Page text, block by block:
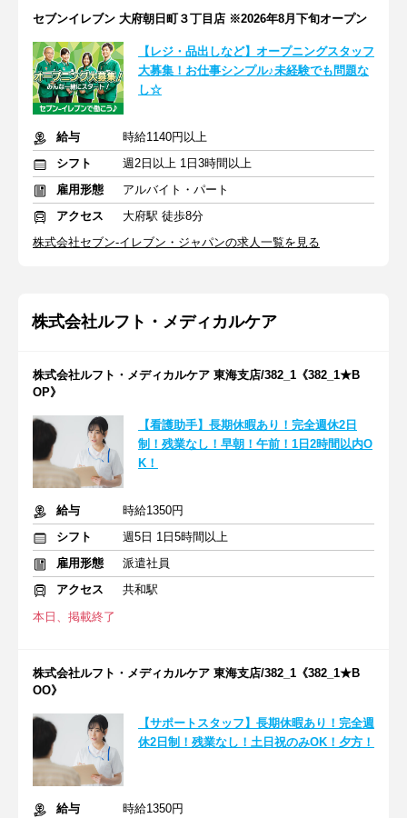
セブンイレブン 大府朝日町３丁目店 ※2026年8月下旬オープン
【レジ・品出しなど】オープニングスタッフ
大募集！お仕事シンプル♪未経験でも問題な
し☆
給与
時給1140円以上
シフト
週2日以上 1日3時間以上
雇用形態
アルバイト・パート
アクセス
大府駅 徒歩8分
株式会社セブン-イレブン・ジャパンの求人一覧を見る
株式会社ルフト・メディカルケア
株式会社ルフト・メディカルケア 東海支店/382_1《382_1★B
OP》
【看護助手】長期休暇あり！完全週休2日
制！残業なし！早朝！午前！1日2時間以内O
K！
給与
時給1350円
シフト
週5日 1日5時間以上
雇用形態
派遣社員
アクセス
共和駅
本日、掲載終了
株式会社ルフト・メディカルケア 東海支店/382_1《382_1★B
OO》
【サポートスタッフ】長期休暇あり！完全週
休2日制！残業なし！土日祝のみOK！夕方！
給与 時給1350円